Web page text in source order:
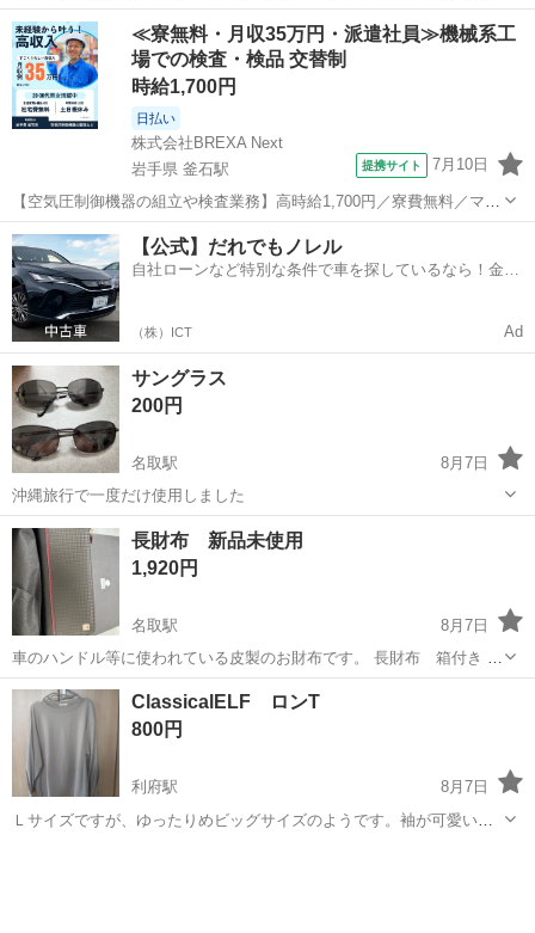
ど使用しました。 カット等はしておりません。 素人保管ですので理解
ある方よろしくお願い申し上げます。
宮城 名取市 名取駅 その他 オリーブ
≪寮無料・月収35万円・派遣社員≫機械系工
場での検査・検品 交替制
時給1,700円
日払い
株式会社BREXA Next
岩手県 釜石駅
提携サイト 7月10日
【空気圧制御機器の組立や検査業務】高時給1,700円／寮費無料／マイ
カー通勤OK＆工場敷地内に無料駐車場あり 人気の工場のお仕事 ◇空
気圧制御機器（シリンダ、バルブ等）の製造・組立、検査、梱包、入
出荷業務◇ ＊大手メーカー...
岩手 釜石市 釜石駅 その他
【公式】だれでもノレル
自社ローンなど特別な条件で車を探しているなら！金利
（株）ICT Ad
サングラス
200円
名取駅
8月7日
沖縄旅行で一度だけ使用しました
宮城 名取市 名取駅 小物
長財布 新品未使用
1,920円
名取駅
8月7日
車のハンドル等に使われている皮製のお財布です。 長財布 箱付き 新
品未使用です studio desimo 定価11000円です 引き渡し場所ご相談承
ります
宮城 名取市 名取駅 小物 新品
ClassicalELF ロンT
800円
利府駅
8月7日
Ｌサイズですが、ゆったりめビッグサイズのようです。袖が可愛いで